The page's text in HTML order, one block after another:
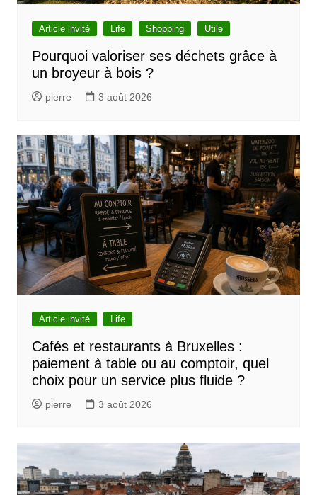
Article invité Life Shopping Utile
Pourquoi valoriser ses déchets grâce à
un broyeur à bois ?
pierre 3 août 2026
Article invité Life
Cafés et restaurants à Bruxelles :
paiement à table ou au comptoir, quel
choix pour un service plus fluide ?
pierre 3 août 2026